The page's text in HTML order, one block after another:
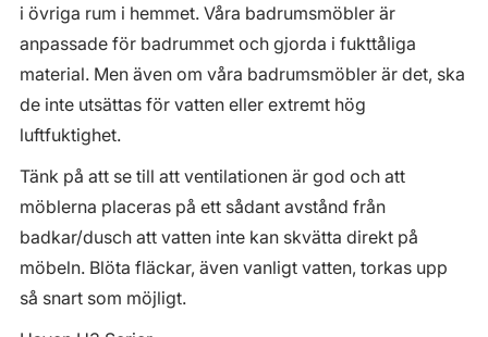
i övriga rum i hemmet. Våra badrumsmöbler är
anpassade för badrummet och gjorda i fukttåliga
material. Men även om våra badrumsmöbler är det, ska
de inte utsättas för vatten eller extremt hög
luftfuktighet.
Tänk på att se till att ventilationen är god och att
möblerna placeras på ett sådant avstånd från
badkar/dusch att vatten inte kan skvätta direkt på
möbeln. Blöta fläckar, även vanligt vatten, torkas upp
så snart som möjligt.